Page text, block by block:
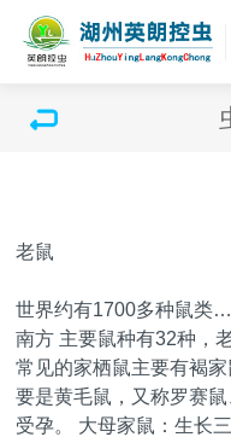
老鼠
世界约有1700多种鼠类
南方 主要鼠种有32种，
常见的家栖鼠主要有褐
要是黄毛鼠，又称罗赛
受孕。 大母家鼠：生长